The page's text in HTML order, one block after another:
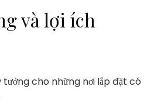
và lợi ích
tưởng cho những nơi lắp đặt có